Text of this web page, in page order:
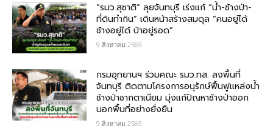
“รมว.สุชาติ” ลุยจันทบุรี เร่งแก้ “น้ำ-ช้างป่า-
ที่ดินทำกิน” เดินหน้าสร้างสมดุล “คนอยู่ได้
ช้างอยู่ได้ ป่าอยู่รอด”
9 สิงหาคม 2569
กรมอุทยานฯ ร่วมคณะ รมว.ทส. ลงพื้นที่
จันทบุรี ติดตามโครงการอนุรักษ์ฟื้นฟูแหล่งน้ำ
ช้างป่าชากตาเนียม มุ่งแก้ปัญหาช้างป่าออก
นอกพื้นที่อย่างยั่งยืน
9 สิงหาคม 2569